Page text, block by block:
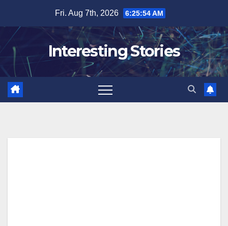
content
Fri. Aug 7th, 2026 6:25:55 AM
Interesting Stories